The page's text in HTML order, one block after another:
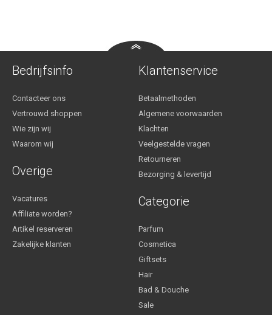
Bedrijfsinfo
Contacteer ons
Vertrouwd shoppen
Wie zijn wij
Waarom wij
Klantenservice
Betaalmethoden
Algemene voorwaarden
Klachten
Veelgestelde vragen
Retourneren
Bezorging & levertijd
Overige
Vacatures
Affiliate worden?
Artikel reserveren
Zakelijke klanten
Categorie
Parfum
Cosmetica
Giftsets
Hair
Bad & Douche
Sale